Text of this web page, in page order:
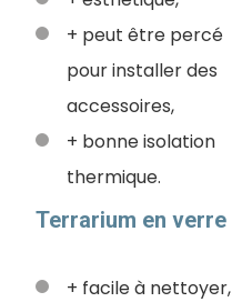
+ peut être percé
pour installer des
accessoires,
+ bonne isolation
thermique.
Terrarium en verre
+ facile à nettoyer,